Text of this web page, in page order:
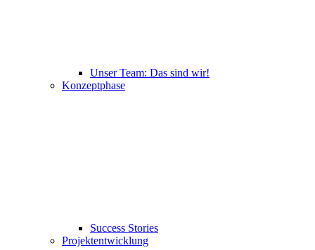
Unser Team: Das sind wir!
Konzeptphase
Success Stories
Projektentwicklung